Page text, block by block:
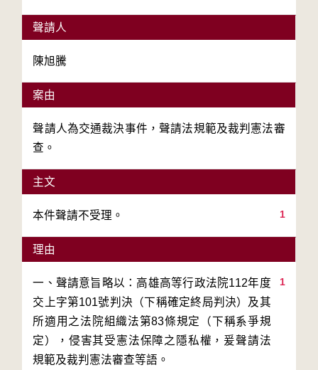
聲請人
陳旭騰
案由
聲請人為交通裁決事件，聲請法規範及裁判憲法審
查。
主文
1
本件聲請不受理。
理由
1
一、聲請意旨略以：高雄高等行政法院112年度
交上字第101號判決（下稱確定終局判決）及其
所適用之法院組織法第83條規定（下稱系爭規
定），侵害其受憲法保障之隱私權，爰聲請法